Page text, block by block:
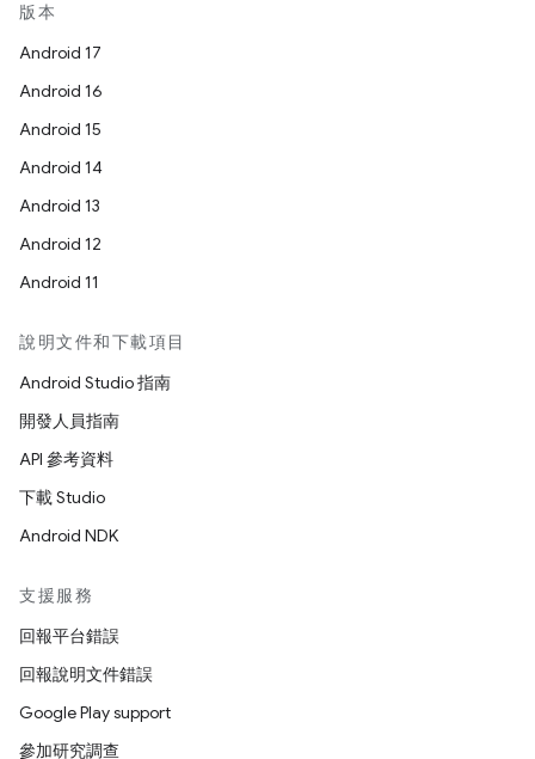
版本
Android 17
Android 16
Android 15
Android 14
Android 13
Android 12
Android 11
說明文件和下載項目
Android Studio 指南
開發人員指南
API 參考資料
下載 Studio
Android NDK
支援服務
回報平台錯誤
回報說明文件錯誤
Google Play support
參加研究調查